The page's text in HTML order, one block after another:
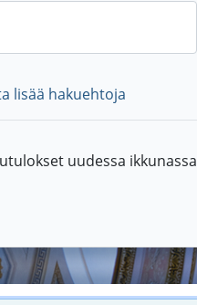
lisää hakuehtoja
uudessa ikkunassa